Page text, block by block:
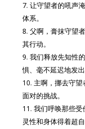
让守望者的吼声
体系。
父啊，膏抹守望
其行动。
我们释放先知性
惧、毫不延迟地发出
主啊，挪去守
面对的挑战。
我们呼唤那些受
灵性和身体得着超自